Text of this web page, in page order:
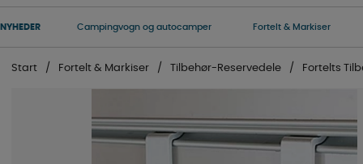
NYHEDER Campingvogn og autocamper Fortelt & Markiser
Start Fortelt & Markiser Tilbehør-Reservedele Fortelts